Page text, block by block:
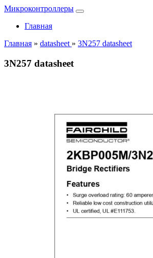
Микроконтроллеры
Главная
Главная » datasheet » 3N257 datasheet
3N257 datasheet